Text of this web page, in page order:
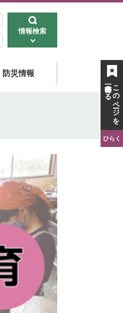
情報検索
防災情報
このページを
一時保存する
ひらく